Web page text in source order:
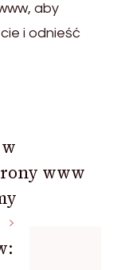
aby
i odnieść
www